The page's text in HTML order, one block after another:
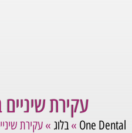
עקירת
One Dental
» בלוג » עקירת